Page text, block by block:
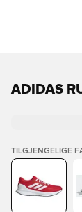
ADIDAS
TILGJENGELIGE